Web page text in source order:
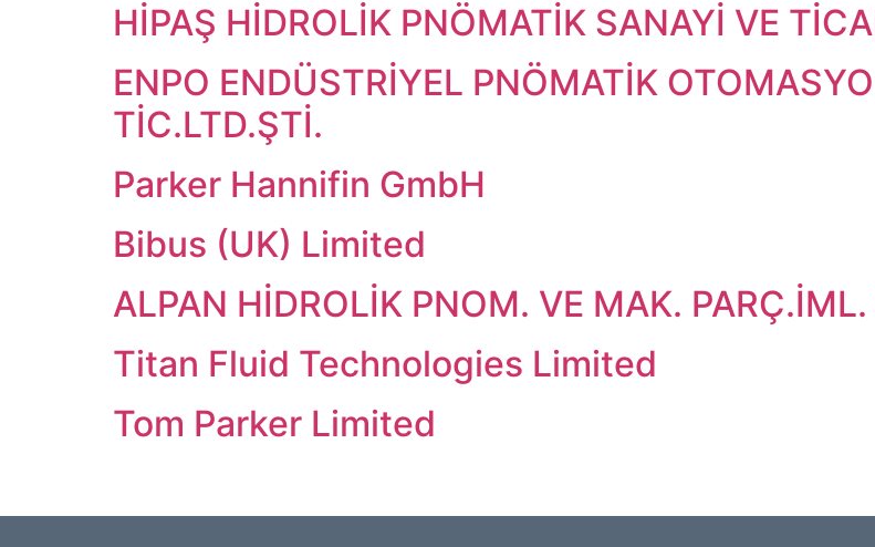
HİPAŞ HİDROLİK PNÖMATİK SANAYİ VE
ENPO ENDÜSTRİYEL PNÖMATİK
TİC.LTD.ŞTİ.
Parker Hannifin GmbH
Bibus (UK) Limited
ALPAN HİDROLİK PNOM. VE MAK.
Titan Fluid Technologies Limited
Tom Parker Limited